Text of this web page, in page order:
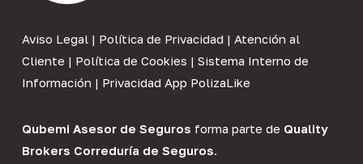
Aviso Legal| Política de Privacidad | Atención al
Cliente | Política de Cookies | Sistema Interno de
Información | Privacidad App PolizaLike
Qubemi Asesor de Seguros forma parte de Quality
Brokers Correduría de Seguros.